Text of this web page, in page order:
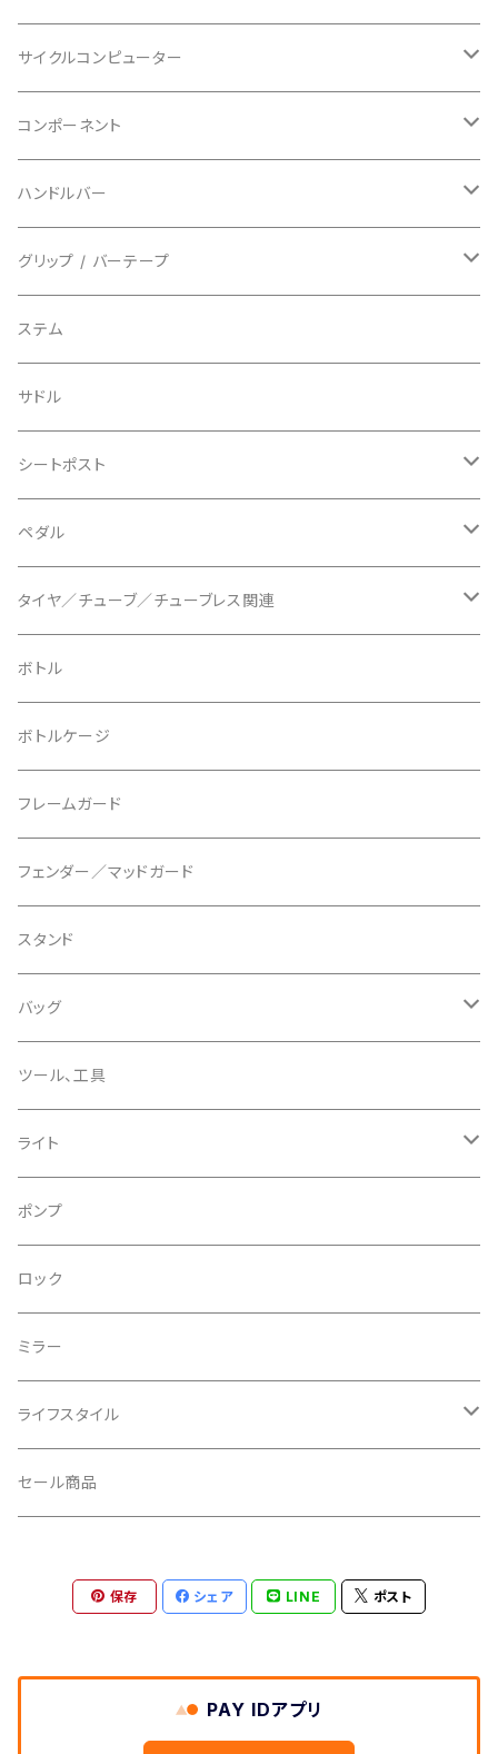
BBB/ビービービー
BELL/ベル
BIKEHAND/バイクハンド
BIO RACER/ビオレーサー
BIKEYOKE/バイクヨーク
BLACKBURN/ブラックバーン
BLB/ビーエルビー
BLUEGRASS/ブルーグラス
BONTRAGER/ボントレガー
BURGTEC/バーグテック
BUSCH＋MULLER/ブッシュ＆ミュラー
CAMELBAK/キャメルバッグ
CERAMIC SPEED/セラミックスピード
CHRIS KING/クリスキング
CHROMAG/クロマグ
CHROME/クローム
CONTINENTAL/コンチネンタル
CRANE/クレーン
CRANKBROTHERS/クランクブラザーズ
CROSS SECTION/クロスセクション
CLIK/クリック
CUSH CORE/クッシュコア
DEFEET/デフィート
DIXNA/ディズナ
グローブ
指切り
フルフィンガー
ソックス
シューズカバー
キャップ
その他
キッズ
グラベル
マウンテンバイク
フラットペダル用
ビンディングペダル用
インソール
サイクルコンピューター
ヘッドユニット
センサー
アクセサリー
コンポーネント
カセットスプロケット
シフターマウント
ステムスペーサー
ケーブル類
チェーンガイド／キャッチャー
チェーンリング
ディスクブレーキ
ブレーキローター
ブレーキパッド
ディレーラーハンガー
トップキャップ
ベル
ボトムブラケット
リアディレーラー
チェーン
ハンドルバー
ドロップハンドル
フラット/ライザーバー
グリップ / バーテープ
グリップ
バーテープ
グリップカラー / バーエンドキャップ
ステム
サドル
シートポスト
ドロッパーポスト
シートクランプ
ペダル
ビンディングペダル
フラットペダル
クリート
タイヤ／チューブ／チューブレス関連
700c
29" / 27.5"
〜26"
タイヤインサート
リムテープ
チューブレスバルブ/ バルブキャップ
シーラント
ボトル
ボトルケージ
フレームガード
フェンダー／マッドガード
スタンド
バッグ
サドルバッグ
サコッシュ
バックパック
フレームバッグ
輪行袋
輪行小物
バイクカバー
その他
ツール、工具
ライト
フロントライト
テールライト
ポンプ
ロック
ミラー
ライフスタイル
キャップ
アクセサリー
セール商品
保存 シェア LINE ポスト
PAY IDアプリ